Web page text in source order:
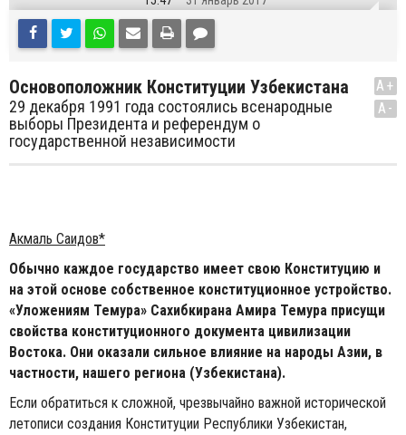
Основоположник Конституции Узбекистана
29 декабря 1991 года состоялись всенародные
выборы Президента и референдум о
государственной независимости
A+
A-
Акмаль Саидов*
Обычно каждое государство имеет свою Конституцию и
на этой основе собственное конституционное устройство.
«Уложениям Темура» Сахибкирана Амира Темура присущи
свойства конституционного документа цивилизации
Востока. Они оказали сильное влияние на народы Азии, в
частности, нашего региона (Узбекистана).
Если обратиться к сложной, чрезвычайно важной исторической
летописи создания Конституции Республики Узбекистан,